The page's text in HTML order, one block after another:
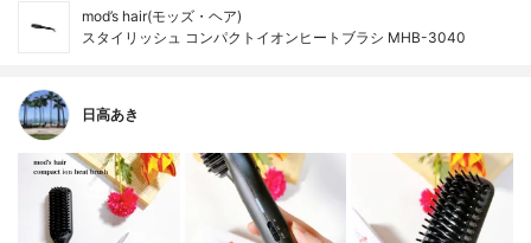
mod’s hair(モッズ・ヘア)
スタイリッシュ コンパクトイオンヒートブラシ MHB-3040
日高あき